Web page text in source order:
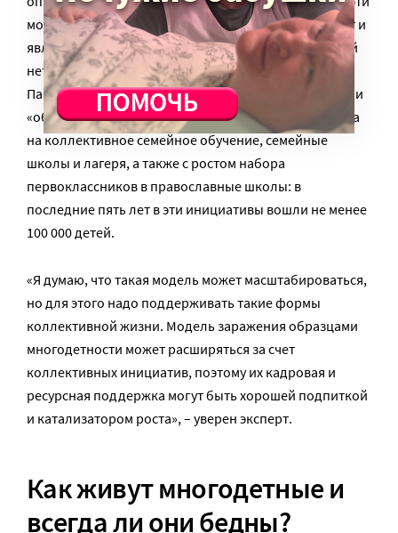
модели воспроизводятся, но то, что они существуют и
являются устойчивыми во времени, у меня сомнений
нет», – говорит автор исследования, социолог Иван
Павлюткин. Он полагает, что эффекты «заражения» и
«обучения» связаны в том числе со всплеском спроса
на коллективное семейное обучение, семейные
школы и лагеря, а также с ростом набора
первоклассников в православные школы: в
последние пять лет в эти инициативы вошли не менее
100 000 детей.
«Я думаю, что такая модель может масштабироваться,
но для этого надо поддерживать такие формы
коллективной жизни. Модель заражения образцами
многодетности может расширяться за счет
коллективных инициатив, поэтому их кадровая и
ресурсная поддержка могут быть хорошей подпиткой
и катализатором роста», – уверен эксперт.
Как живут многодетные и
всегда ли они бедны?